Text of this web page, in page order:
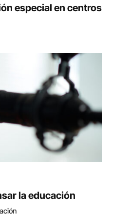
especial en centros
la educación